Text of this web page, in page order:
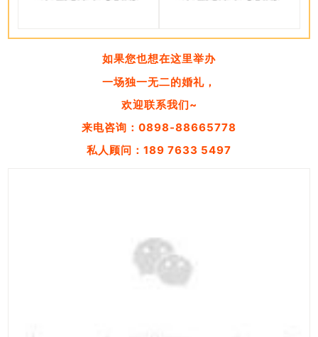
如果您也想在这里举办
一场独一无二的婚礼，
欢迎联系我们~
来电咨询：0898-88665778
私人顾问：189 7633 5497